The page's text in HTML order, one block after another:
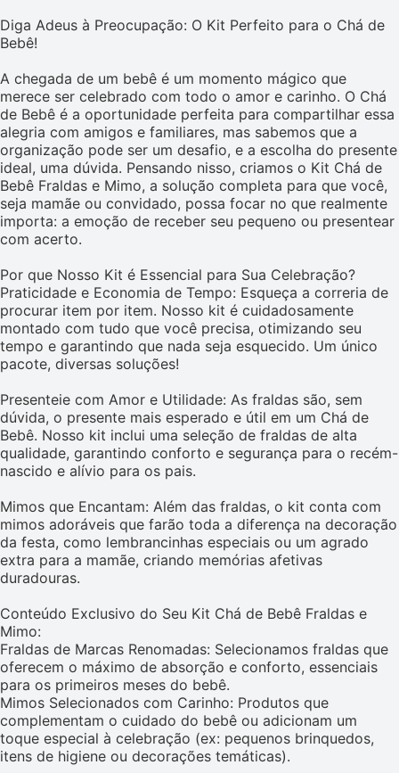
Diga Adeus à Preocupação: O Kit Perfeito para o Chá de
Bebê!
A chegada de um bebê é um momento mágico que
merece ser celebrado com todo o amor e carinho. O Chá
de Bebê é a oportunidade perfeita para compartilhar essa
alegria com amigos e familiares, mas sabemos que a
organização pode ser um desafio, e a escolha do presente
ideal, uma dúvida. Pensando nisso, criamos o Kit Chá de
Bebê Fraldas e Mimo, a solução completa para que você,
seja mamãe ou convidado, possa focar no que realmente
importa: a emoção de receber seu pequeno ou presentear
com acerto.
Por que Nosso Kit é Essencial para Sua Celebração?
Praticidade e Economia de Tempo: Esqueça a correria de
procurar item por item. Nosso kit é cuidadosamente
montado com tudo que você precisa, otimizando seu
tempo e garantindo que nada seja esquecido. Um único
pacote, diversas soluções!
Presenteie com Amor e Utilidade: As fraldas são, sem
dúvida, o presente mais esperado e útil em um Chá de
Bebê. Nosso kit inclui uma seleção de fraldas de alta
qualidade, garantindo conforto e segurança para o recém-
nascido e alívio para os pais.
Mimos que Encantam: Além das fraldas, o kit conta com
mimos adoráveis que farão toda a diferença na decoração
da festa, como lembrancinhas especiais ou um agrado
extra para a mamãe, criando memórias afetivas
duradouras.
Conteúdo Exclusivo do Seu Kit Chá de Bebê Fraldas e
Mimo:
Fraldas de Marcas Renomadas: Selecionamos fraldas que
oferecem o máximo de absorção e conforto, essenciais
para os primeiros meses do bebê.
Mimos Selecionados com Carinho: Produtos que
complementam o cuidado do bebê ou adicionam um
toque especial à celebração (ex: pequenos brinquedos,
itens de higiene ou decorações temáticas).